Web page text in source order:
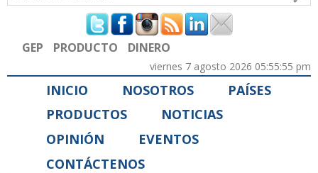
Formulario de búsqueda
GEP PRODUCTO DINERO
viernes 7 agosto 2026 05:55:55 pm
INICIO NOSOTROS
PAÍSES
PRODUCTOS
NOTICIAS
OPINIÓN
EVENTOS
CONTÁCTENOS